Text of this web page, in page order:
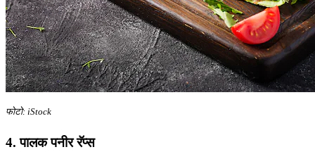
फोटो: iStock
4. पालक पनीर रॅप्स